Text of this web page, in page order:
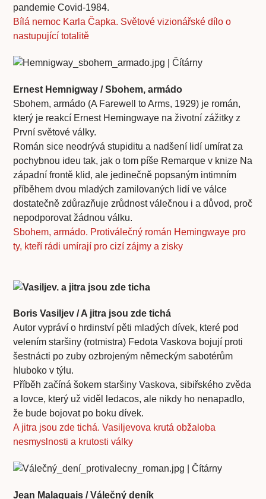
pandemie Covid-1984.
Bílá nemoc Karla Čapka. Světové vizionářské dílo o
nastupující totalitě
Ernest Hemnigway / Sbohem, armádo
Sbohem, armádo (A Farewell to Arms, 1929) je román,
který je reakcí Ernest Hemingwaye na životní zážitky z
První světové války.
Román sice neodrývá stupiditu a nadšení lidí umírat za
pochybnou ideu tak, jak o tom píše Remarque v knize Na
západní frontě klid, ale jedinečně popsaným intimním
příběhem dvou mladých zamilovaných lidí ve válce
dostatečně zdůrazňuje zrůdnost válečnou i a důvod, proč
nepodporovat žádnou válku.
Sbohem, armádo. Protiválečný román Hemingwaye pro
ty, kteří rádi umírají pro cizí zájmy a zisky
Boris Vasiljev / A jitra jsou zde tichá
Autor vypráví o hrdinství pěti mladých dívek, které pod
velením staršiny (rotmistra) Fedota Vaskova bojují proti
šestnácti po zuby ozbrojeným německým sabotérům
hluboko v týlu.
Příběh začíná šokem staršiny Vaskova, sibiřského zvěda
a lovce, který už viděl ledacos, ale nikdy ho nenapadlo,
že bude bojovat po boku dívek.
A jitra jsou zde tichá. Vasiljevova krutá obžaloba
nesmyslnosti a krutosti války
Jean Malaquais / Válečný deník